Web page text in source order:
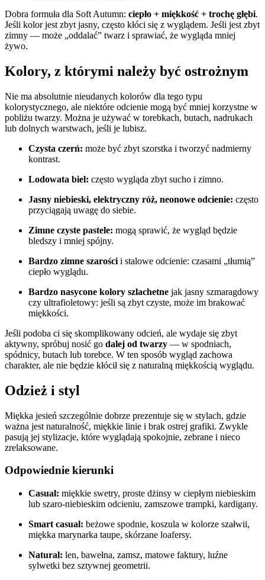
Dobra formuła dla Soft Autumn: ciepło + miękkość + trochę głębi.
Jeśli kolor jest zbyt jasny, często kłóci się z wyglądem. Jeśli jest zbyt
zimny — może „oddalać” twarz i sprawiać, że wygląda mniej
żywo.
Kolory, z którymi należy być ostrożnym
Nie ma absolutnie nieudanych kolorów dla tego typu
kolorystycznego, ale niektóre odcienie mogą być mniej korzystne w
pobliżu twarzy. Można je używać w torebkach, butach, nadrukach
lub dolnych warstwach, jeśli je lubisz.
Czysta czerń: może być zbyt szorstka i tworzyć nadmierny
kontrast.
Lodowata biel: często wygląda zbyt sucho i zimno.
Jasny niebieski, elektryczny róż, neonowe odcienie: często
przyciągają uwagę do siebie.
Zimne czyste pastele: mogą sprawić, że wygląd będzie
bledszy i mniej spójny.
Bardzo zimne szarości i stalowe odcienie: czasami „tłumią”
ciepło wyglądu.
Bardzo nasycone kolory szlachetne jak jasny szmaragdowy
czy ultrafioletowy: jeśli są zbyt czyste, może im brakować
miękkości.
Jeśli podoba ci się skomplikowany odcień, ale wydaje się zbyt
aktywny, spróbuj nosić go dalej od twarzy — w spodniach,
spódnicy, butach lub torebce. W ten sposób wygląd zachowa
charakter, ale nie będzie kłócił się z naturalną miękkością wyglądu.
Odzież i styl
Miękka jesień szczególnie dobrze prezentuje się w stylach, gdzie
ważna jest naturalność, miękkie linie i brak ostrej grafiki. Zwykle
pasują jej stylizacje, które wyglądają spokojnie, zebrane i nieco
zrelaksowane.
Odpowiednie kierunki
Casual: miękkie swetry, proste dżinsy w ciepłym niebieskim
lub szaro-niebieskim odcieniu, zamszowe trampki, kardigany.
Smart casual: beżowe spodnie, koszula w kolorze szałwii,
miękka marynarka taupe, skórzane loafersy.
Natural: len, bawełna, zamsz, matowe faktury, luźne
sylwetki bez sztywnej geometrii.